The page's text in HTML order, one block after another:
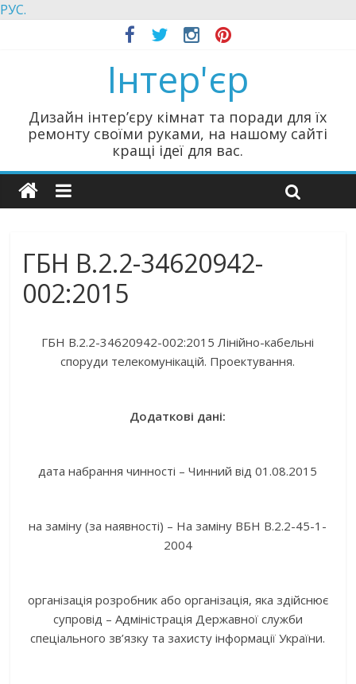
РУС.
Інтер'єр
Дизайн інтер’єру кімнат та поради для їх
ремонту своїми руками, на нашому сайті
кращі ідеї для вас.
ГБН В.2.2-34620942-
002:2015
ГБН В.2.2-34620942-002:2015 Лінійно-кабельні
споруди телекомунікацій. Проектування.
Додаткові дані:
дата набрання чинності – Чинний від 01.08.2015
на заміну (за наявності) – На заміну ВБН В.2.2-45-1-
2004
організація розробник або організація, яка здійснює
супровід – Адміністрація Державної служби
спеціального зв’язку та захисту інформації України.